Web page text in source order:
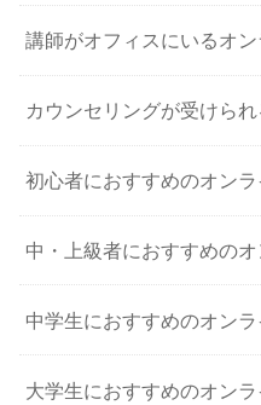
講師がオフィスにいるオ
カウンセリングが受けら
初心者におすすめのオン
中・上級者におすすめの
中学生におすすめのオン
大学生におすすめのオン